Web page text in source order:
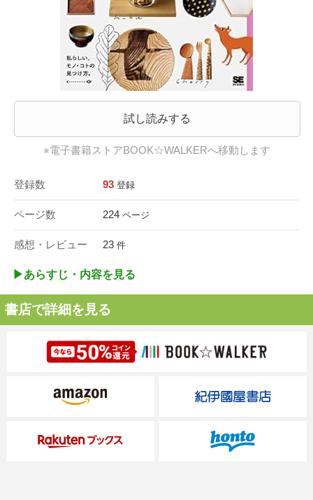
試し読みする
※電子書籍ストアBOOK☆WALKERへ移動します
登録数 93 登録
ページ数 224 ページ
感想・レビュー 23 件
▶︎あらすじ・内容を見る
書店で詳細を見る